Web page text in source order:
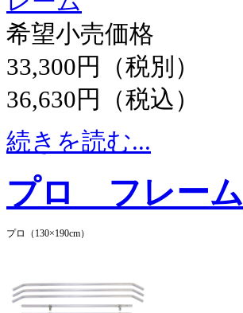
希望小売価格
33,300円（税別）
36,630円（税込）
続きを読む...
プロ フレーム
プロ（130×190cm）